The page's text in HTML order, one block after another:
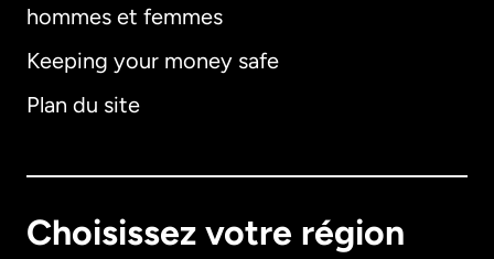
hommes et femmes
Keeping your money safe
Plan du site
Choisissez votre région
Allemagne